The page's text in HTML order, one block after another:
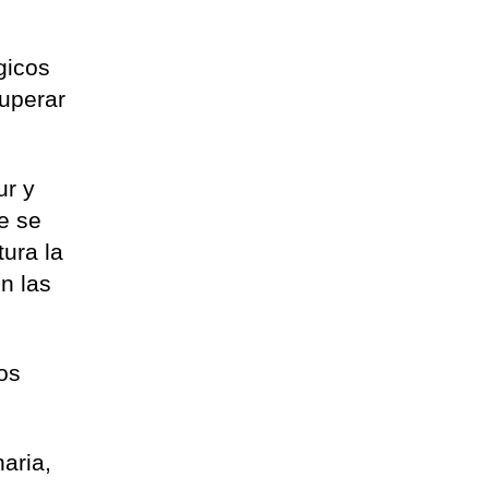
y
se
la
las